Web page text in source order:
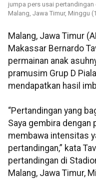
jumpa pers usai
Malang, Jawa Timur, Minggu
Malang, Jawa Timur
Makassar Bernardo
permainan anak
pramusim Grup D
mendapatkan hasil
“Pertandingan yang
Saya gembira dengan
membawa intensitas
pertandingan,” kata
pertandingan di
Malang, Jawa Timur,